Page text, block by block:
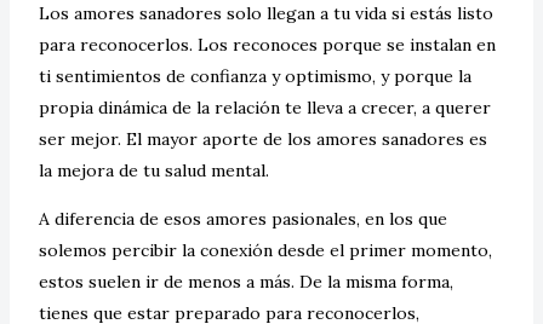
Los amores sanadores solo llegan a tu vida si estás listo
para reconocerlos. Los reconoces porque se instalan en
ti sentimientos de confianza y optimismo, y porque la
propia dinámica de la relación te lleva a crecer, a querer
ser mejor. El mayor aporte de los amores sanadores es
la mejora de tu salud mental.
A diferencia de esos amores pasionales, en los que
solemos percibir la conexión desde el primer momento,
estos suelen ir de menos a más. De la misma forma,
tienes que estar preparado para reconocerlos,